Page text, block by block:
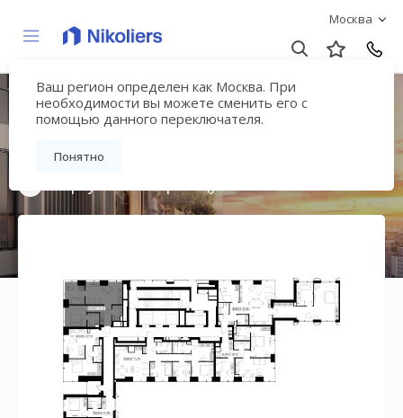
Москва
Ваш регион определен как Москва. При
необходимости вы можете сменить его с
помощью данного переключателя.
Понятно
Мультиквартал
«ВЕЕР»